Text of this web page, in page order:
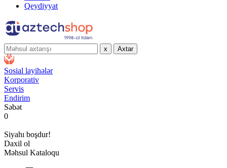
Qeydiyyat
x Axtar
Sosial layihələr
Korporativ
Servis
Endirim
Səbət
0
Siyahı boşdur!
Daxil ol
Məhsul Kataloqu